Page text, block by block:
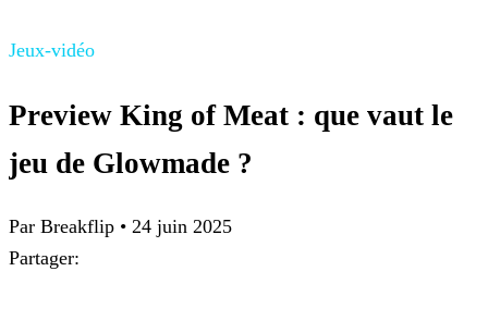
Jeux-vidéo
Preview King of Meat : que vaut le
jeu de Glowmade ?
Par Breakflip • 24 juin 2025
Partager: